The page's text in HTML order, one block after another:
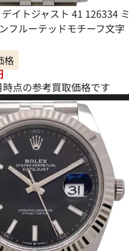
イトジャスト 41 126334 ミ
フルーテッドモチーフ文字
格
点の参考買取価格です